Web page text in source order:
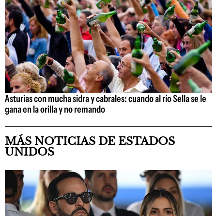
Asturias con mucha sidra y cabrales: cuando al río Sella se le
gana en la orilla y no remando
MÁS NOTICIAS DE ESTADOS
UNIDOS